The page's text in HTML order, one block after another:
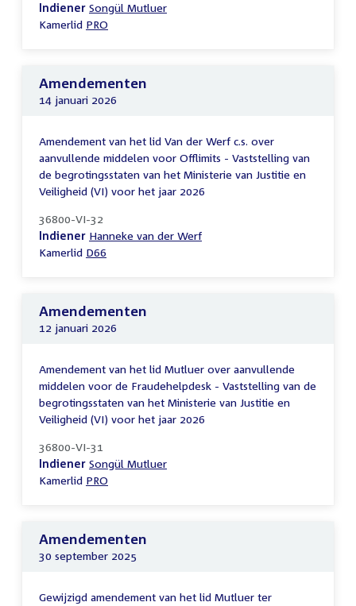
Indiener Songül Mutluer
Kamerlid PRO
Amendementen
14 januari 2026
Amendement van het lid Van der Werf c.s. over
aanvullende middelen voor Offlimits - Vaststelling van
de begrotingsstaten van het Ministerie van Justitie en
Veiligheid (VI) voor het jaar 2026
36800-VI-32
Indiener Hanneke van der Werf
Kamerlid D66
Amendementen
12 januari 2026
Amendement van het lid Mutluer over aanvullende
middelen voor de Fraudehelpdesk - Vaststelling van de
begrotingsstaten van het Ministerie van Justitie en
Veiligheid (VI) voor het jaar 2026
36800-VI-31
Indiener Songül Mutluer
Kamerlid PRO
Amendementen
30 september 2025
Gewijzigd amendement van het lid Mutluer ter